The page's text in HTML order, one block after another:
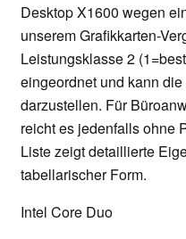
Desktop X1600 wegen
unserem Grafikkarten-
Leistungsklasse 2
eingeordnet und kann
darzustellen. Für
reicht es jedenfalls ohne
Liste zeigt detaillierte
tabellarischer Form.
Intel Core Duo